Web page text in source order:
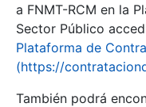
a FNMT-RCM en la
Sector Público
Plataforma de
(https://
También podrá